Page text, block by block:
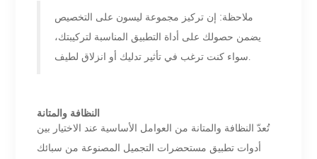
ملاحظة: إن تركيز مجموعة ليسون على التخصيص
يضمن حصولك على أداة التطبيق المناسبة لتركيبتك،
سواء كنت ترغب في تأثير تدليك أو انزلاق لطيف.
النظافة والمتانة
تُعدّ النظافة والمتانة من العوامل الأساسية عند الاختيار بين
أدوات تطبيق مستحضرات التجميل المصنوعة من سبائك